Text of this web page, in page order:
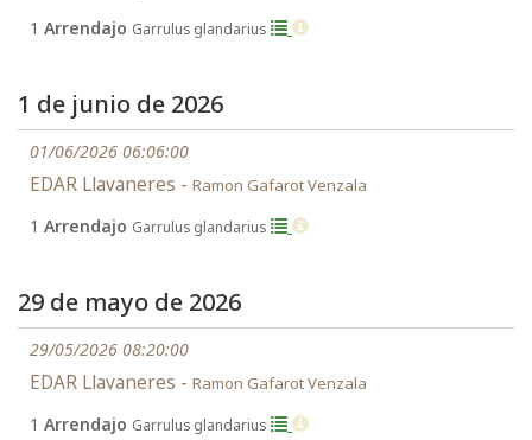
1 Arrendajo Garrulus glandarius
1 de junio de 2026
01/06/2026 06:06:00
EDAR Llavaneres - Ramon Gafarot Venzala
1 Arrendajo Garrulus glandarius
29 de mayo de 2026
29/05/2026 08:20:00
EDAR Llavaneres - Ramon Gafarot Venzala
1 Arrendajo Garrulus glandarius